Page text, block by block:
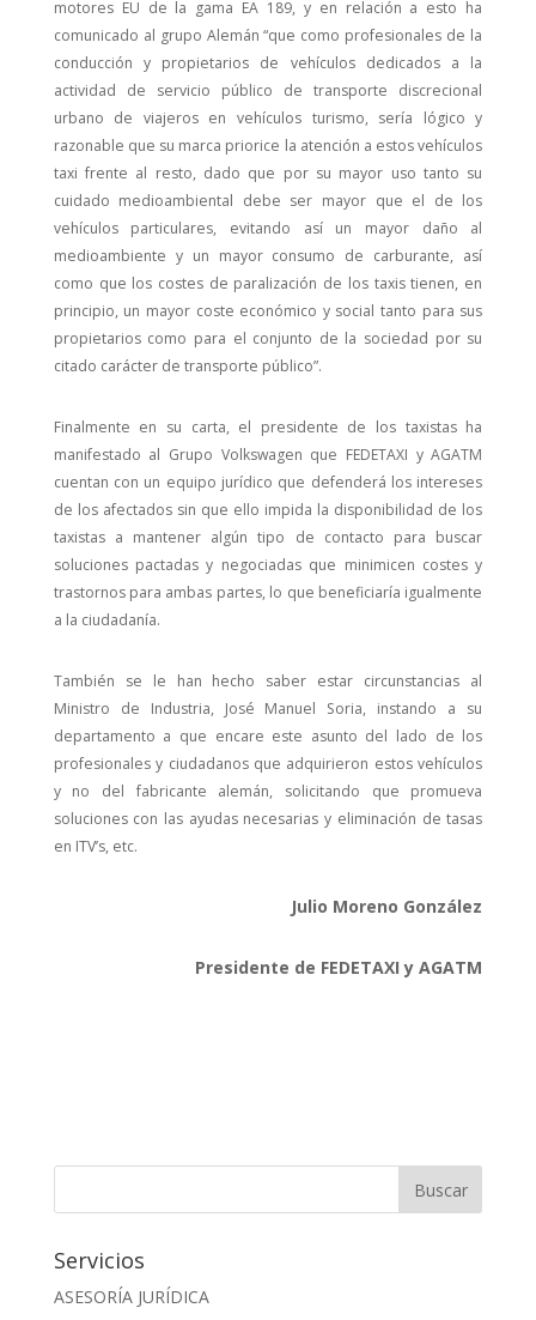
motores EU de la gama EA 189, y en relación a esto ha
comunicado al grupo Alemán “que como profesionales de la
conducción y propietarios de vehículos dedicados a la
actividad de servicio público de transporte discrecional
urbano de viajeros en vehículos turismo, sería lógico y
razonable que su marca priorice la atención a estos vehículos
taxi frente al resto, dado que por su mayor uso tanto su
cuidado medioambiental debe ser mayor que el de los
vehículos particulares, evitando así un mayor daño al
medioambiente y un mayor consumo de carburante, así
como que los costes de paralización de los taxis tienen, en
principio, un mayor coste económico y social tanto para sus
propietarios como para el conjunto de la sociedad por su
citado carácter de transporte público”.
Finalmente en su carta, el presidente de los taxistas ha
manifestado al Grupo Volkswagen que FEDETAXI y AGATM
cuentan con un equipo jurídico que defenderá los intereses
de los afectados sin que ello impida la disponibilidad de los
taxistas a mantener algún tipo de contacto para buscar
soluciones pactadas y negociadas que minimicen costes y
trastornos para ambas partes, lo que beneficiaría igualmente
a la ciudadanía.
También se le han hecho saber estar circunstancias al
Ministro de Industria, José Manuel Soria, instando a su
departamento a que encare este asunto del lado de los
profesionales y ciudadanos que adquirieron estos vehículos
y no del fabricante alemán, solicitando que promueva
soluciones con las ayudas necesarias y eliminación de tasas
en ITV’s, etc.
Julio Moreno González
Presidente de FEDETAXI y AGATM
Servicios
ASESORÍA JURÍDICA